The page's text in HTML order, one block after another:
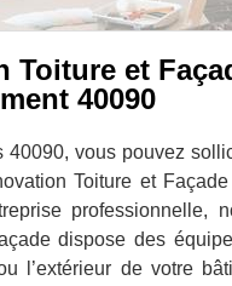
Toiture et
40090
40090, vous pouvez
Toiture et
professionnelle,
dispose des
l’extérieur de votre